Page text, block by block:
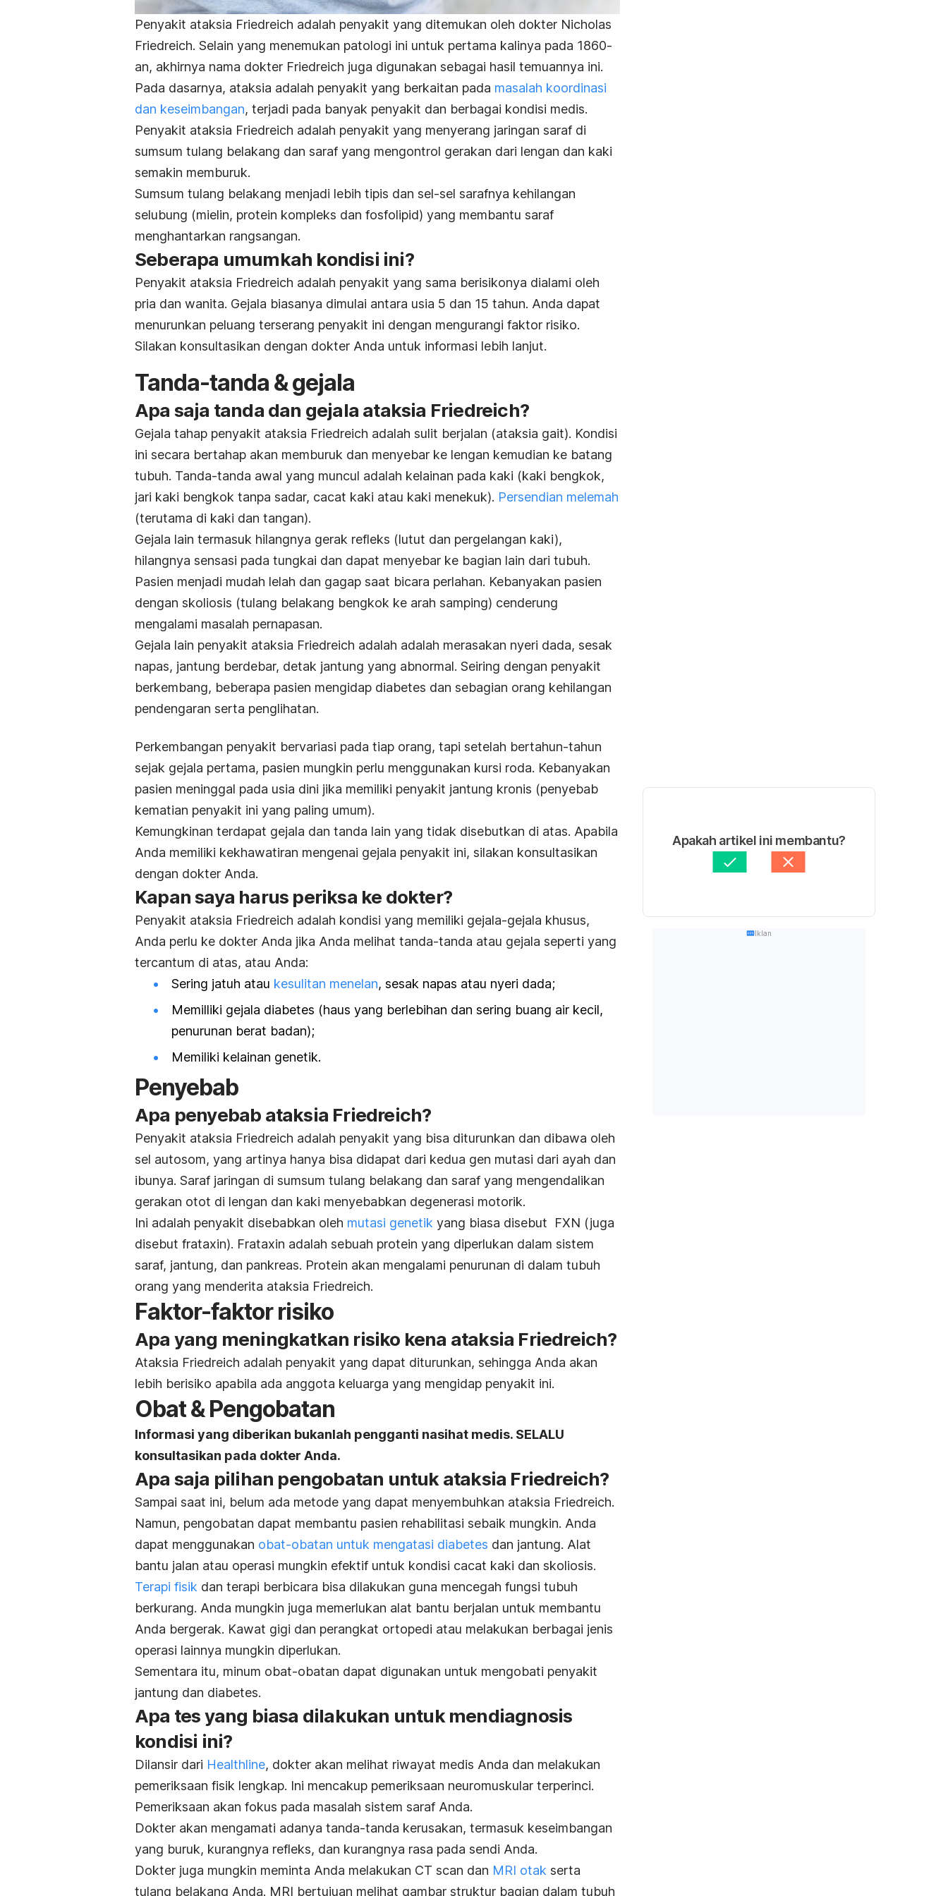
Penyakit ataksia Friedreich adalah penyakit yang ditemukan oleh dokter Nicholas
Friedreich. Selain yang menemukan patologi ini untuk pertama kalinya pada 1860-
an, akhirnya nama dokter Friedreich juga digunakan sebagai hasil temuannya ini.
Pada dasarnya, ataksia adalah penyakit yang berkaitan pada masalah koordinasi
dan keseimbangan, terjadi pada banyak penyakit dan berbagai kondisi medis.
Penyakit ataksia Friedreich adalah penyakit yang menyerang jaringan saraf di
sumsum tulang belakang dan saraf yang mengontrol gerakan dari lengan dan kaki
semakin memburuk.
Sumsum tulang belakang menjadi lebih tipis dan sel-sel sarafnya kehilangan
selubung (mielin, protein kompleks dan fosfolipid) yang membantu saraf
menghantarkan rangsangan.
Seberapa umumkah kondisi ini?
Penyakit ataksia Friedreich adalah penyakit yang sama berisikonya dialami oleh
pria dan wanita. Gejala biasanya dimulai antara usia 5 dan 15 tahun. Anda dapat
menurunkan peluang terserang penyakit ini dengan mengurangi faktor risiko.
Silakan konsultasikan dengan dokter Anda untuk informasi lebih lanjut.
Tanda-tanda & gejala
Apa saja tanda dan gejala ataksia Friedreich?
Gejala tahap penyakit ataksia Friedreich adalah sulit berjalan (ataksia gait). Kondisi
ini secara bertahap akan memburuk dan menyebar ke lengan kemudian ke batang
tubuh. Tanda-tanda awal yang muncul adalah kelainan pada kaki (kaki bengkok,
jari kaki bengkok tanpa sadar, cacat kaki atau kaki menekuk). Persendian melemah
(terutama di kaki dan tangan).
Gejala lain termasuk hilangnya gerak refleks (lutut dan pergelangan kaki),
hilangnya sensasi pada tungkai dan dapat menyebar ke bagian lain dari tubuh.
Pasien menjadi mudah lelah dan gagap saat bicara perlahan. Kebanyakan pasien
dengan skoliosis (tulang belakang bengkok ke arah samping) cenderung
mengalami masalah pernapasan.
Gejala lain penyakit ataksia Friedreich adalah adalah merasakan nyeri dada, sesak
napas, jantung berdebar, detak jantung yang abnormal. Seiring dengan penyakit
berkembang, beberapa pasien mengidap diabetes dan sebagian orang kehilangan
pendengaran serta penglihatan.
Perkembangan penyakit bervariasi pada tiap orang, tapi setelah bertahun-tahun
sejak gejala pertama, pasien mungkin perlu menggunakan kursi roda. Kebanyakan
pasien meninggal pada usia dini jika memiliki penyakit jantung kronis (penyebab
kematian penyakit ini yang paling umum).
Kemungkinan terdapat gejala dan tanda lain yang tidak disebutkan di atas. Apabila
Anda memiliki kekhawatiran mengenai gejala penyakit ini, silakan konsultasikan
dengan dokter Anda.
Kapan saya harus periksa ke dokter?
Penyakit ataksia Friedreich adalah kondisi yang memiliki gejala-gejala khusus,
Anda perlu ke dokter Anda jika Anda melihat tanda-tanda atau gejala seperti yang
tercantum di atas, atau Anda:
Sering jatuh atau kesulitan menelan, sesak napas atau nyeri dada;
Memilliki gejala diabetes (haus yang berlebihan dan sering buang air kecil,
penurunan berat badan);
Memiliki kelainan genetik.
Penyebab
Apa penyebab ataksia Friedreich?
Penyakit ataksia Friedreich adalah penyakit yang bisa diturunkan dan dibawa oleh
sel autosom, yang artinya hanya bisa didapat dari kedua gen mutasi dari ayah dan
ibunya. Saraf jaringan di sumsum tulang belakang dan saraf yang mengendalikan
gerakan otot di lengan dan kaki menyebabkan degenerasi motorik.
Ini adalah penyakit disebabkan oleh mutasi genetik yang biasa disebut FXN (juga
disebut frataxin). Frataxin adalah sebuah protein yang diperlukan dalam sistem
saraf, jantung, dan pankreas. Protein akan mengalami penurunan di dalam tubuh
orang yang menderita ataksia Friedreich.
Faktor-faktor risiko
Apa yang meningkatkan risiko kena ataksia Friedreich?
Ataksia Friedreich adalah penyakit yang dapat diturunkan, sehingga Anda akan
lebih berisiko apabila ada anggota keluarga yang mengidap penyakit ini.
Obat & Pengobatan
Informasi yang diberikan bukanlah pengganti nasihat medis. SELALU
konsultasikan pada dokter Anda.
Apa saja pilihan pengobatan untuk ataksia Friedreich?
Sampai saat ini, belum ada metode yang dapat menyembuhkan ataksia Friedreich.
Namun, pengobatan dapat membantu pasien rehabilitasi sebaik mungkin. Anda
dapat menggunakan obat-obatan untuk mengatasi diabetes dan jantung. Alat
bantu jalan atau operasi mungkin efektif untuk kondisi cacat kaki dan skoliosis.
Terapi fisik dan terapi berbicara bisa dilakukan guna mencegah fungsi tubuh
berkurang. Anda mungkin juga memerlukan alat bantu berjalan untuk membantu
Anda bergerak. Kawat gigi dan perangkat ortopedi atau melakukan berbagai jenis
operasi lainnya mungkin diperlukan.
Sementara itu, minum obat-obatan dapat digunakan untuk mengobati penyakit
jantung dan diabetes.
Apa tes yang biasa dilakukan untuk mendiagnosis
kondisi ini?
Dilansir dari Healthline, dokter akan melihat riwayat medis Anda dan melakukan
pemeriksaan fisik lengkap. Ini mencakup pemeriksaan neuromuskular terperinci.
Pemeriksaan akan fokus pada masalah sistem saraf Anda.
Dokter akan mengamati adanya tanda-tanda kerusakan, termasuk keseimbangan
yang buruk, kurangnya refleks, dan kurangnya rasa pada sendi Anda.
Dokter juga mungkin meminta Anda melakukan CT scan dan MRI otak serta
tulang belakang Anda. MRI bertujuan melihat gambar struktur bagian dalam tubuh
Apakah artikel ini membantu?
Iklan